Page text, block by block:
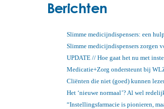
Berichten
Slimme medicijndispensers: een
Slimme medicijndispensers zorgen
UPDATE // Hoe gaat het nu met
Medicatie+Zorg ondersteunt bij
Cliënten die niet (goed) kunnen
Het ‘nieuwe normaal’? Al wel
“Instellingsfarmacie is pionieren,